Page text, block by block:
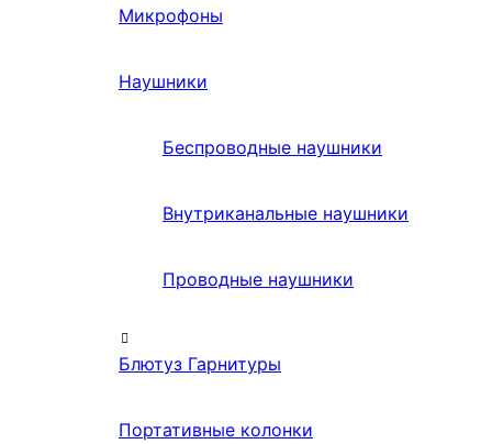
Микрофоны
Наушники
Беспроводные наушники
Внутриканальные наушники
Проводные наушники
Блютуз Гарнитуры
Портативные колонки